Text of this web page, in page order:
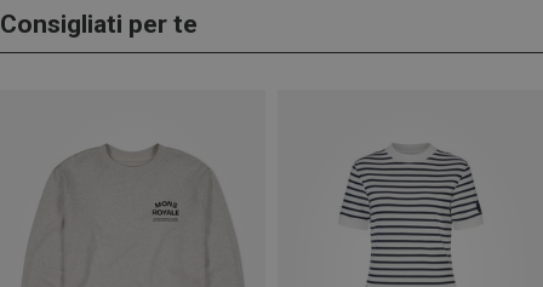
Consigliati per te